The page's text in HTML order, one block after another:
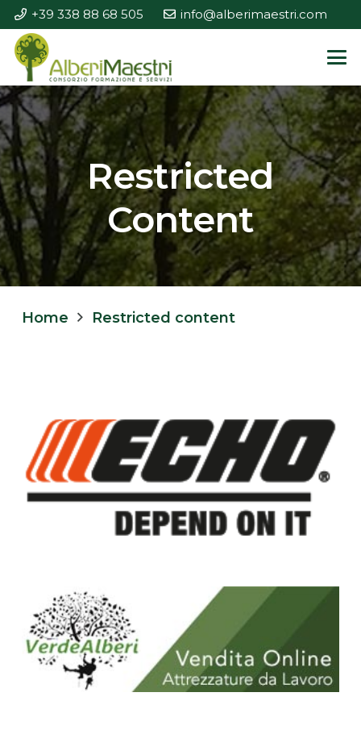
+39 338 88 68 505 info@alberimaestri.com
Restricted
Content
Home Restricted content